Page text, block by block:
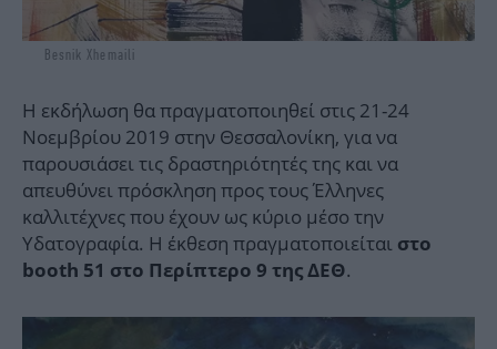
Besnik Xhemaili
H εκδήλωση θα πραγματοποιηθεί στις 21-24
Νοεμβρίου 2019 στην Θεσσαλονίκη, για να
παρουσιάσει τις δραστηριότητές της και να
απευθύνει πρόσκληση προς τους Έλληνες
καλλιτέχνες που έχουν ως κύριο μέσο την
Υδατογραφία. Η έκθεση πραγματοποιείται στο
booth 51 στο Περίπτερο 9 της ΔΕΘ.